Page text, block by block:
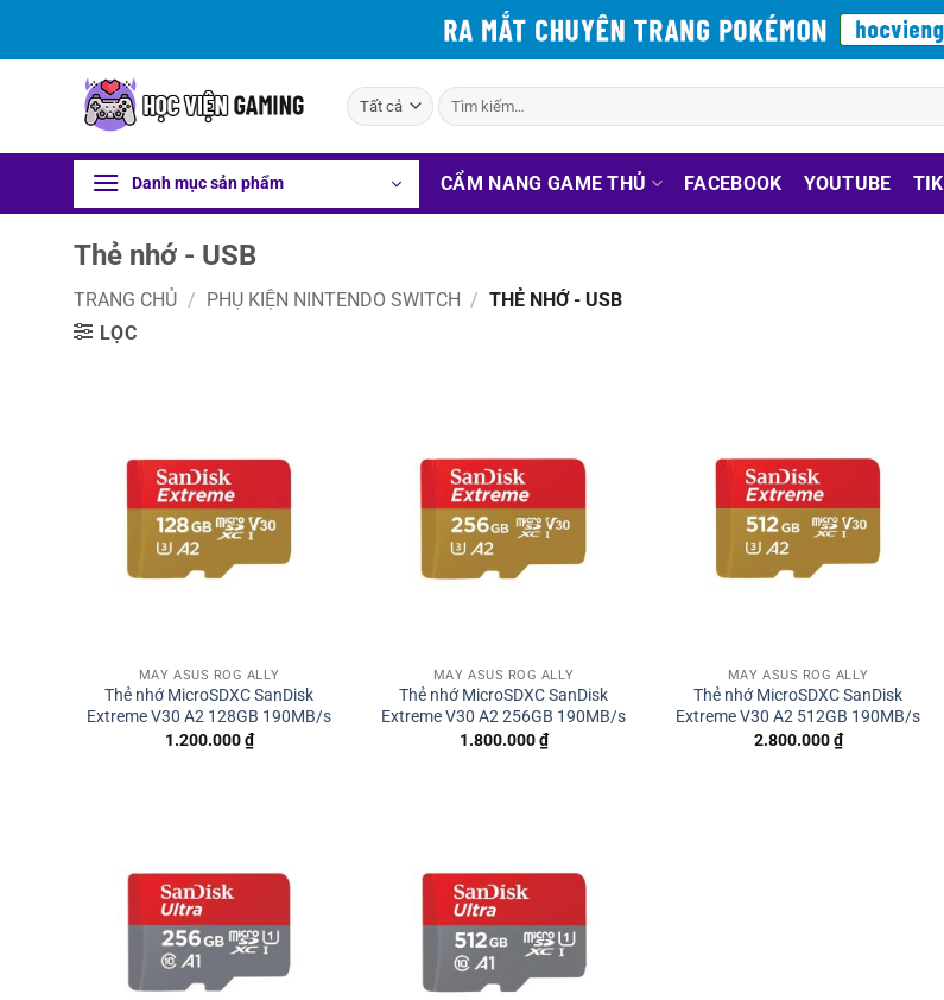
Tìm
kiếm:
Danh mục sản phẩm CẨM NANG GAME THỦ FACEBOOK YOUTUBE
Thẻ nhớ - USB
TRANG CHỦ / PHỤ KIỆN NINTENDO SWITCH / THẺ NHỚ - USB
LỌC
MÁY ASUS ROG ALLY
Thẻ nhớ MicroSDXC SanDisk
Extreme V30 A2 128GB 190MB/s
1.200.000₫
MÁY ASUS ROG ALLY
Thẻ nhớ MicroSDXC SanDisk
Extreme V30 A2 256GB 190MB/s
1.800.000₫
MÁY ASUS ROG ALLY
Thẻ nhớ MicroSDXC SanDisk
Extreme V30 A2 512GB 190MB/s
2.800.000₫